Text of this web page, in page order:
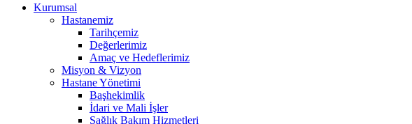
Kurumsal
Hastanemiz
Tarihçemiz
Değerlerimiz
Amaç ve Hedeflerimiz
Misyon & Vizyon
Hastane Yönetimi
Başhekimlik
İdari ve Mali İşler
Sağlık Bakım Hizmetleri